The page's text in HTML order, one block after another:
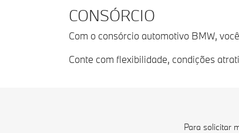
CONSÓRCIO
Com o consórcio automotivo BMW,
Conte com flexibilidade, condições
Para solicitar